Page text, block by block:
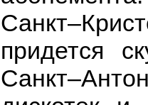
придется